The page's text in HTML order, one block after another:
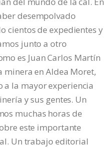
desempolvado
cientos de expedientes y
junto a otro
es Juan Carlos Martín
minera en Aldea Moret,
a la mayor experiencia
y sus gentes. Un
muchas horas de
este importante
Un trabajo editorial